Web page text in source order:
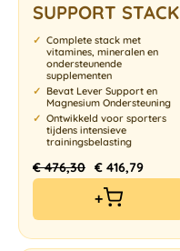
SUPPORT STACK
Complete stack met
vitamines, mineralen en
ondersteunende
supplementen
Bevat Lever Support en
Magnesium Ondersteuning
Ontwikkeld voor sporters
tijdens intensieve
trainingsbelasting
€476,30 € 416,79
+